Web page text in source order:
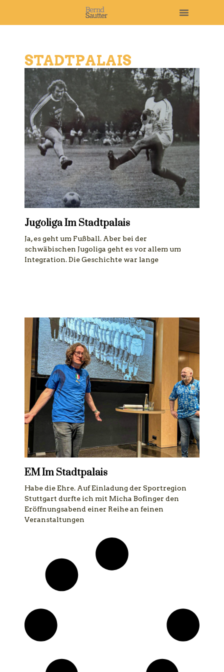
STADTPALAIS
Jugoliga Im Stadtpalais
Ja, es geht um Fußball. Aber bei der
schwäbischen Jugoliga geht es vor allem um
Integration. Die Geschichte war lange
EM Im Stadtpalais
Habe die Ehre. Auf Einladung der Sportregion
Stuttgart durfte ich mit Micha Bofinger den
Eröffnungsabend einer Reihe an feinen
Veranstaltungen